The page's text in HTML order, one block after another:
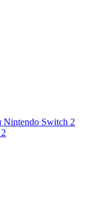
Nintendo Switch 2